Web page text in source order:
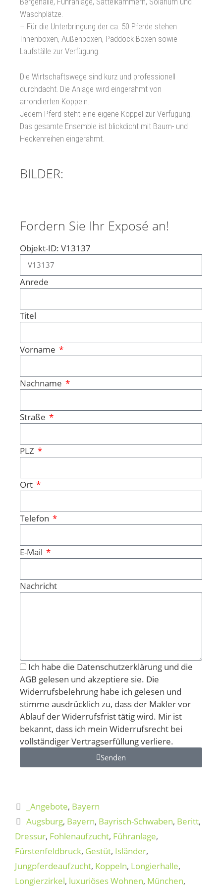
Waschplätze.
– Für die Unterbringung der ca. 50 Pferde stehen
Innenboxen, Außenboxen, Paddock-Boxen sowie
Laufställe zur Verfügung.
Die Wirtschaftswege sind kurz und professionell
durchdacht. Die Anlage wird eingerahmt von
arrondierten Koppeln.
Jedem Pferd steht eine eigene Koppel zur Verfügung.
Das gesamte Ensemble ist blickdicht mit Baum- und
Heckenreihen eingerahmt.
BILDER:
Fordern Sie Ihr Exposé an!
Objekt-ID: V13137
Anrede
Titel
Vorname
Nachname
Straße
PLZ
Ort
Telefon
E-Mail
Nachricht
Ich habe die Datenschutzerklärung und die
AGB gelesen und akzeptiere sie. Die
Widerrufsbelehrung habe ich gelesen und
stimme ausdrücklich zu, dass der Makler vor
Ablauf der Widerrufsfrist tätig wird. Mir ist
bekannt, dass ich mein Widerrufsrecht bei
vollständiger Vertragserfüllung verliere.
Senden
e
r
n
a
i
v
_Angebote, Bayern
Augsburg, Bayern, Bayrisch-Schwaben, Beritt,
Dressur, Fohlenaufzucht, Führanlage,
Fürstenfeldbruck, Gestüt, Isländer,
Jungpferdeaufzucht, Koppeln, Longierhalle,
Longierzirkel, luxuriöses Wohnen, München,